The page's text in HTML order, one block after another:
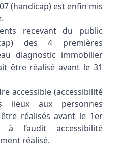
(handicap) est enfin mis
recevant du public
des 4 premières
diagnostic immobilier
être réalisé avant le 31
accessible (accessibilité
lieux aux personnes
réalisés avant le 1er
l’audit accessibilité
réalisé.